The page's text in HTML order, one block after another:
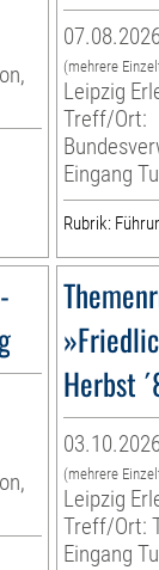
(mehrere
Leipzig
Treff/Ort:
Eingang
Rubrik:
Herbst
(mehrere
Leipzig
Treff/Ort:
Eingang